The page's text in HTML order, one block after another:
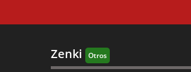
Zenki Otros